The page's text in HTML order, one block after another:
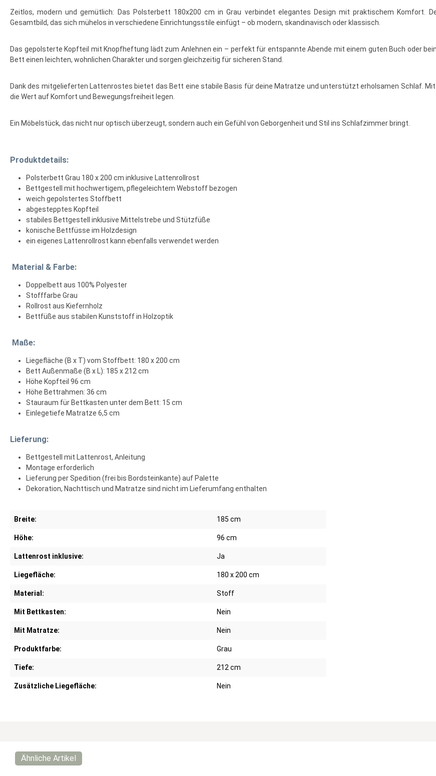
Zeitlos, modern und gemütlich: Das Polsterbett 180x200 cm in Grau verbindet elegantes Design mit praktischem Komfort.
Gesamtbild, das sich mühelos in verschiedene Einrichtungsstile einfügt – ob modern, skandinavisch oder klassisch.
Das gepolsterte Kopfteil mit Knopfheftung lädt zum Anlehnen ein – perfekt für entspannte Abende mit einem guten Buch oder
Bett einen leichten, wohnlichen Charakter und sorgen gleichzeitig für sicheren Stand.
Dank des mitgelieferten Lattenrostes bietet das Bett eine stabile Basis für deine Matratze und unterstützt erholsamen Schlaf.
die Wert auf Komfort und Bewegungsfreiheit legen.
Ein Möbelstück, das nicht nur optisch überzeugt, sondern auch ein Gefühl von Geborgenheit und Stil ins Schlafzimmer bringt.
Produktdetails:
Polsterbett Grau 180 x 200 cm inklusive Lattenrollrost
Bettgestell mit hochwertigem, pflegeleichtem Webstoff bezogen
weich gepolstertes Stoffbett
abgestepptes Kopfteil
stabiles Bettgestell inklusive Mittelstrebe und Stützfüße
konische Bettfüsse im Holzdesign
ein eigenes Lattenrollrost kann ebenfalls verwendet werden
Material & Farbe:
Doppelbett aus 100% Polyester
Stofffarbe Grau
Rollrost aus Kiefernholz
Bettfüße aus stabilen Kunststoff in Holzoptik
Maße:
Liegefläche (B x T) vom Stoffbett: 180 x 200 cm
Bett Außenmaße (B x L): 185 x 212 cm
Höhe Kopfteil 96 cm
Höhe Bettrahmen: 36 cm
Stauraum für Bettkasten unter dem Bett: 15 cm
Einlegetiefe Matratze 6,5 cm
Lieferung:
Bettgestell mit Lattenrost, Anleitung
Montage erforderlich
Lieferung per Spedition (frei bis Bordsteinkante) auf Palette
Dekoration, Nachttisch und Matratze sind nicht im Lieferumfang enthalten
Breite: 185 cm
Höhe: 96 cm
Lattenrost inklusive: Ja
Liegefläche: 180 x 200 cm
Material: Stoff
Mit Bettkasten: Nein
Mit Matratze: Nein
Produktfarbe: Grau
Tiefe: 212 cm
Zusätzliche Liegefläche: Nein
Ähnliche Artikel